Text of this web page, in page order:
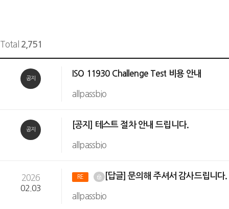
Total 2,751
공지
ISO 11930 Challenge Test 비용 안내
allpassbio
공지
[공지] 테스트 절차 안내 드립니다.
allpassbio
2026
02.03
RE [답글] 문의해 주셔서 감사드립니다.
allpassbio